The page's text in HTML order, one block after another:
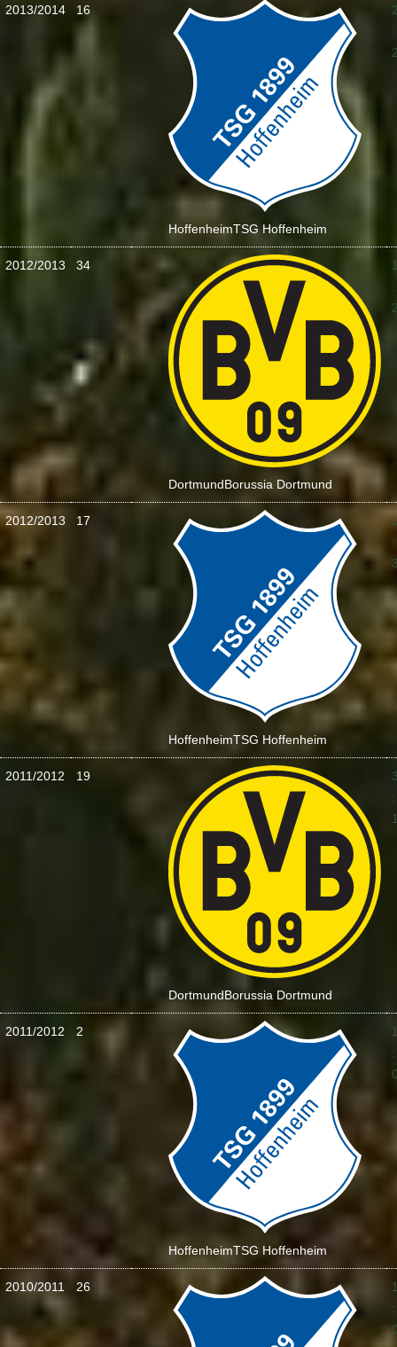
2013/2014 16
HoffenheimTSG Hoffenheim
:
2012/2013 34
DortmundBorussia Dortmund
:
2012/2013 17
HoffenheimTSG Hoffenheim
:
2011/2012 19
DortmundBorussia Dortmund
:
2011/2012 2
HoffenheimTSG Hoffenheim
:
2010/2011 26
: